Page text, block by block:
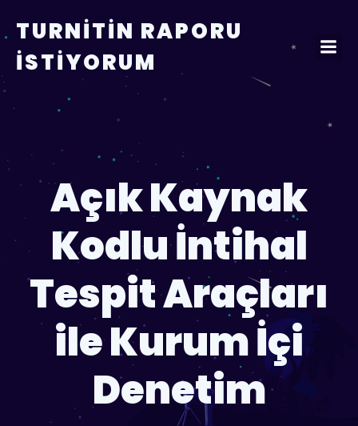
TURNITIN RAPORU
İSTIYORUM
Açık Kaynak
Kodlu İntihal
Tespit Araçları
ile Kurum İçi
Denetim